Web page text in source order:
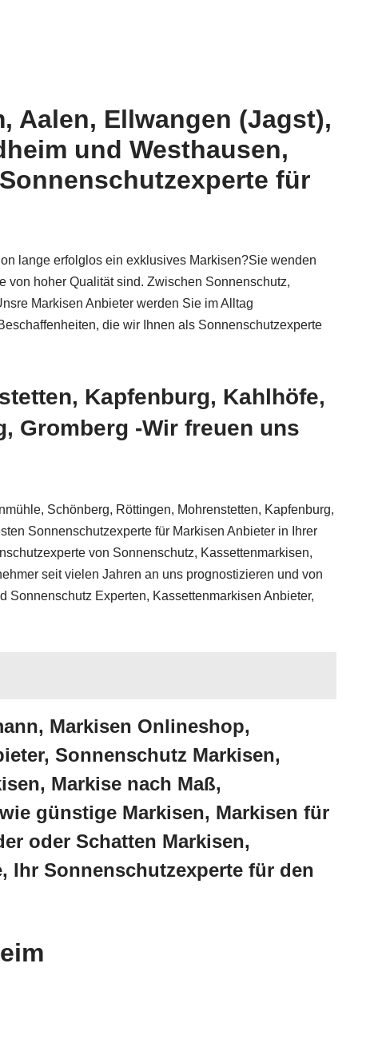
Aalen, Ellwangen (Jagst),
und Westhausen,
für
lange erfolglos ein exklusives Markisen?Sie wenden
von hoher Qualität sind. Zwischen Sonnenschutz,
Markisen Anbieter werden Sie im Alltag
die wir Ihnen als Sonnenschutzexperte
Kapfenburg, Kahlhöfe,
Gromberg -Wir freuen uns
Schönberg, Röttingen, Mohrenstetten, Kapfenburg,
Sonnenschutzexperte für Markisen Anbieter in Ihrer
von Sonnenschutz, Kassettenmarkisen,
seit vielen Jahren an uns prognostizieren und von
Experten, Kassettenmarkisen Anbieter,
Markisen Onlineshop,
Sonnenschutz Markisen,
Markise nach Maß,
günstige Markisen, Markisen für
oder Schatten Markisen,
Ihr Sonnenschutzexperte für den